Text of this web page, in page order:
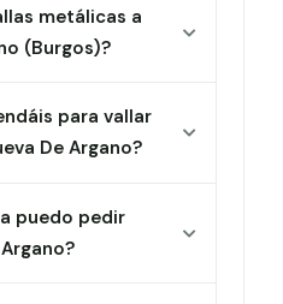
metálicas a
(Burgos)?
para vallar
De Argano?
puedo pedir